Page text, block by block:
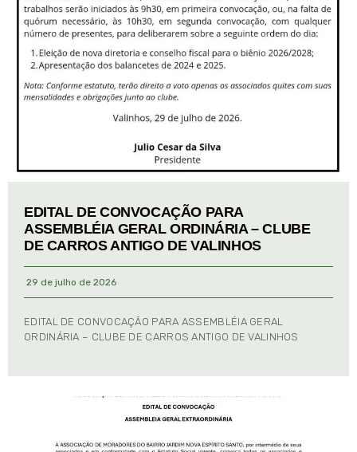
EDITAL DE CONVOCAÇÃO PARA
ASSEMBLÉIA GERAL ORDINÁRIA – CLUBE
DE CARROS ANTIGO DE VALINHOS
29 de julho de 2026
EDITAL DE CONVOCAÇÃO PARA ASSEMBLÉIA GERAL
ORDINÁRIA – CLUBE DE CARROS ANTIGO DE VALINHOS